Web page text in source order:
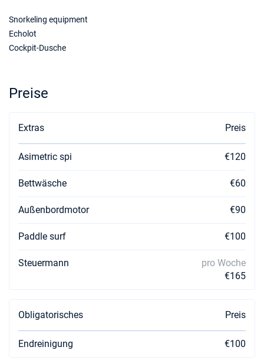
Snorkeling equipment
Echolot
Cockpit-Dusche
Preise
Extras Preis
Asimetric spi €120
Bettwäsche €60
Außenbordmotor €90
Paddle surf €100
Steuermann
pro Woche
€165
Obligatorisches Preis
Endreinigung €100